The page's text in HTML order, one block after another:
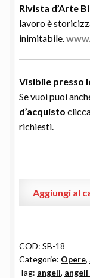
Rivista d’Arte
lavoro è
inimitabile.
Visibile presso
Se vuoi puoi
d’acquisto
richiesti.
"Angeli
e
Aggiungi al
COD: SB-18
Categorie: Opere,
Tag: angeli, angeli